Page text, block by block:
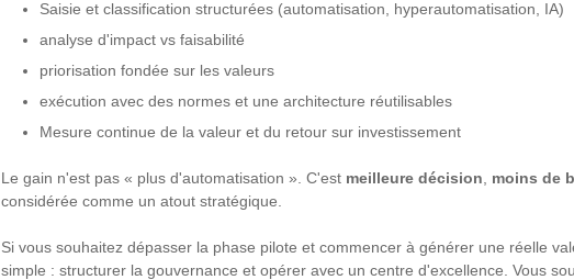
Saisie et classification structurées (automatisation, hyperautomatisation, IA)
analyse d'impact vs faisabilité
priorisation fondée sur les valeurs
exécution avec des normes et une architecture réutilisables
Mesure continue de la valeur et du retour sur investissement
Le gain n'est pas « plus d'automatisation ». C'est meilleure décision moins de
considérée comme un atout stratégique.
Si vous souhaitez dépasser la phase pilote et commencer à générer une réelle
simple : structurer la gouvernance et opérer avec un centre d'excellence. Vous